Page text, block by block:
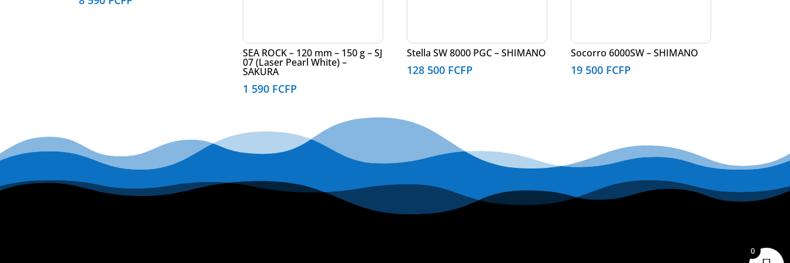
SEA ROCK – 120 mm – 150 g – SJ
07 (Laser Pearl White) –
SAKURA
1 590 FCFP
Stella SW 8000 PGC – SHIMANO
128 500 FCFP
Socorro 6000SW – SHIMANO
19 500 FCFP
0